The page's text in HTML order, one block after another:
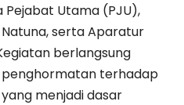
Utama (PJU),
serta Aparatur
berlangsung
terhadap
menjadi dasar